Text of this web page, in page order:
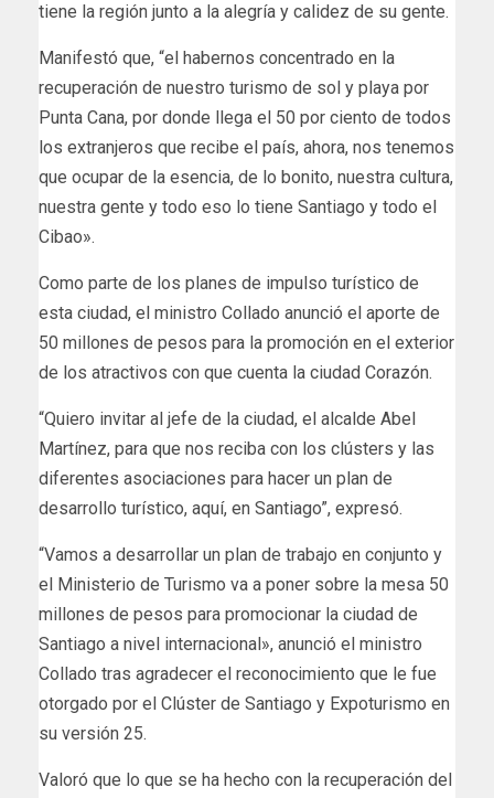
tiene la región junto a la alegría y calidez de su gente.
Manifestó que, “el habernos concentrado en la
recuperación de nuestro turismo de sol y playa por
Punta Cana, por donde llega el 50 por ciento de todos
los extranjeros que recibe el país, ahora, nos tenemos
que ocupar de la esencia, de lo bonito, nuestra cultura,
nuestra gente y todo eso lo tiene Santiago y todo el
Cibao».
Como parte de los planes de impulso turístico de
esta ciudad, el ministro Collado anunció el aporte de
50 millones de pesos para la promoción en el exterior
de los atractivos con que cuenta la ciudad Corazón.
“Quiero invitar al jefe de la ciudad, el alcalde Abel
Martínez, para que nos reciba con los clústers y las
diferentes asociaciones para hacer un plan de
desarrollo turístico, aquí, en Santiago”, expresó.
“Vamos a desarrollar un plan de trabajo en conjunto y
el Ministerio de Turismo va a poner sobre la mesa 50
millones de pesos para promocionar la ciudad de
Santiago a nivel internacional», anunció el ministro
Collado tras agradecer el reconocimiento que le fue
otorgado por el Clúster de Santiago y Expoturismo en
su versión 25.
Valoró que lo que se ha hecho con la recuperación del